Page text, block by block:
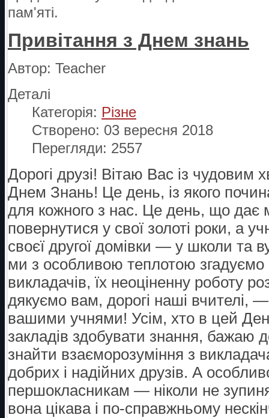
пам'яті.
Привітання з Днем знань
Автор: Teacher
Деталі
Категорія: Різне
Створено: 03 вересня 2018
Перегляди: 2557
Дорогі друзі! Вітаю Вас із
Днем Знань! Це день, із якого
для кожного з нас. Це день, що дає
повернутися у свої золоті роки, а
своєї другої домівки — у школи та
ми з особливою теплотою згадуємо
викладачів, їх неоціненну роботу
дякуємо вам, дорогі наші
вашими учнями! Усім, хто в цей
закладів здобувати знання, бажаю
знайти взаєморозуміння з
добрих і надійних друзів. А
першокласникам — ніколи не
вона цікава і по-справжньому